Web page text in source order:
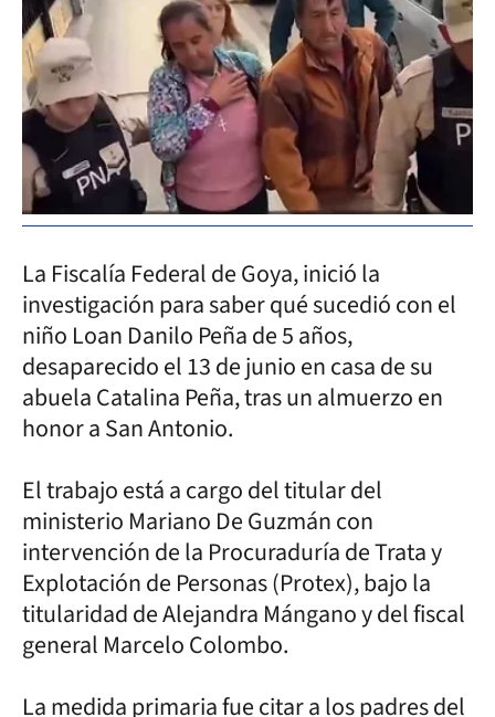
La Fiscalía Federal de Goya, inició la
investigación para saber qué sucedió con el
niño Loan Danilo Peña de 5 años,
desaparecido el 13 de junio en casa de su
abuela Catalina Peña, tras un almuerzo en
honor a San Antonio.
El trabajo está a cargo del titular del
ministerio Mariano De Guzmán con
intervención de la Procuraduría de Trata y
Explotación de Personas (Protex), bajo la
titularidad de Alejandra Mángano y del fiscal
general Marcelo Colombo.
La medida primaria fue citar a los padres del